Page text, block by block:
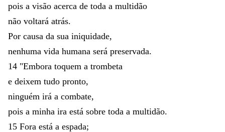
pois a visão acerca de toda a multidão
não voltará atrás.
Por causa da sua iniquidade,
nenhuma vida humana será preservada.
14 "Embora toquem a trombeta
e deixem tudo pronto,
ninguém irá a combate,
pois a minha ira está sobre toda a multidão.
15 Fora está a espada;